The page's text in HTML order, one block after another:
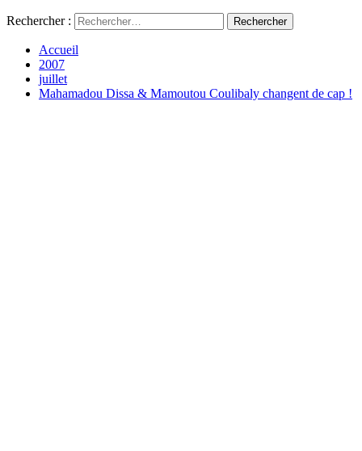
Rechercher :
Accueil
2007
juillet
Mahamadou Dissa & Mamoutou Coulibaly changent de cap !